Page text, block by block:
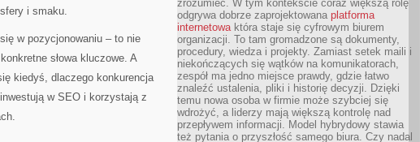
i smaku.
w pozycjonowaniu – to nie
słowa kluczowe. A
kiedyś, dlaczego konkurencja
w SEO i korzystają z
zrozumieć. W tym kontekście coraz większą rolę
odgrywa dobrze zaprojektowana platforma
internetowaktóra staje się cyfrowym biurem
organizacji. To tam gromadzone są dokumenty,
procedury, wiedza i projekty. Zamiast setek maili i
niekończących się wątków na komunikatorach,
zespół ma jedno miejsce prawdy, gdzie łatwo
znaleźć ustalenia, pliki i historię decyzji. Dzięki
temu nowa osoba w firmie może szybciej się
wdrożyć, a liderzy mają większą kontrolę nad
przepływem informacji. Model hybrydowy stawia
też pytania o przyszłość samego biura. Czy nadal